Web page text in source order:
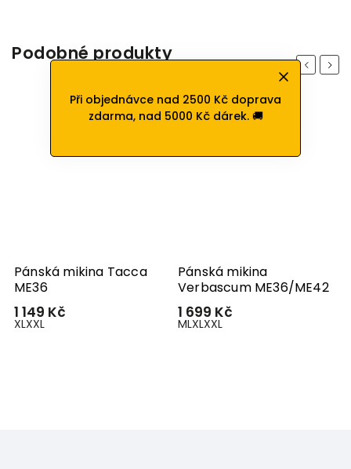
Při objednávce nad 2500 Kč doprava
zdarma, nad 5000 Kč dárek. 🚚
Podobné produkty Previous
Pánská mikina Tacca
ME36
1 149 Kč
XLXXL
Pánská mikina
Verbascum ME36/ME42
1 699 Kč
MLXLXXL
Next